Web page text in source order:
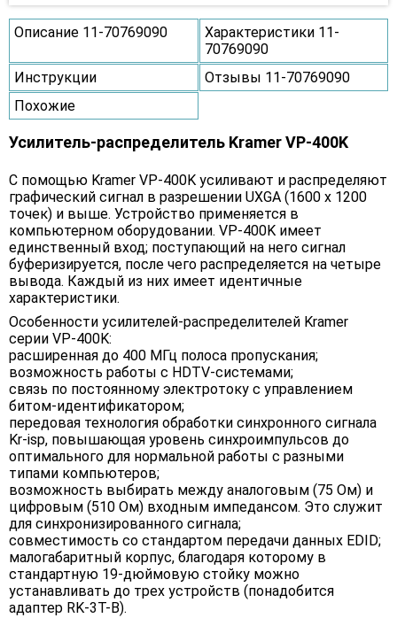
Описание 11-70769090
Характеристики 11-
70769090
Инструкции
Отзывы 11-70769090
Похожие
Усилитель-распределитель Kramer VP-400K
С помощью Kramer VP-400K усиливают и распределяют
графический сигнал в разрешении UXGA (1600 x 1200
точек) и выше. Устройство применяется в
компьютерном оборудовании. VP-400K имеет
единственный вход; поступающий на него сигнал
буферизируется, после чего распределяется на четыре
вывода. Каждый из них имеет идентичные
характеристики.
Особенности усилителей-распределителей Kramer
серии VP-400K:
расширенная до 400 МГц полоса пропускания;
возможность работы с HDTV-системами;
связь по постоянному электротоку с управлением
битом-идентификатором;
передовая технология обработки синхронного сигнала
Kr-isp, повышающая уровень синхроимпульсов до
оптимального для нормальной работы с разными
типами компьютеров;
возможность выбирать между аналоговым (75 Ом) и
цифровым (510 Ом) входным импедансом. Это служит
для синхронизированного сигнала;
совместимость со стандартом передачи данных EDID;
малогабаритный корпус, благодаря которому в
стандартную 19-дюймовую стойку можно
устанавливать до трех устройств (понадобится
адаптер RK-3T-B).